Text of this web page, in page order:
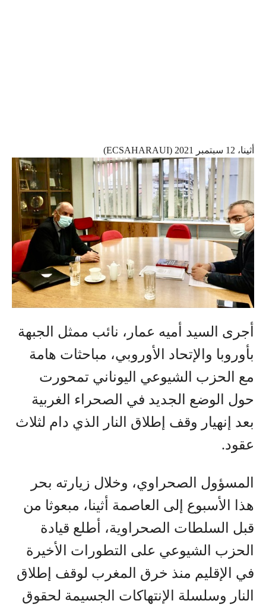
أثينا، 12 سبتمبر 2021 (ECSAHARAUI)
أجرى السيد أميه عمار، نائب ممثل الجبهة
بأوروبا والإتحاد الأوروبي، مباحثات هامة
مع الحزب الشيوعي اليوناني تمحورت
حول الوضع الجديد في الصحراء الغربية
بعد إنهيار وقف إطلاق النار الذي دام لثلاث
عقود.
المسؤول الصحراوي، وخلال زيارته بحر
هذا الأسبوع إلى العاصمة أثينا، مبعوثا من
قبل السلطات الصحراوية، أطلع قيادة
الحزب الشيوعي على التطورات الأخيرة
في الإقليم منذ خرق المغرب لوقف إطلاق
النار وسلسلة الإنتهاكات الجسيمة لحقوق